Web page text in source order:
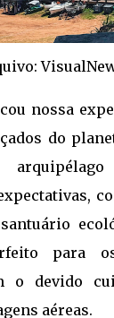
nossa
do
para
o devido
aéreas.